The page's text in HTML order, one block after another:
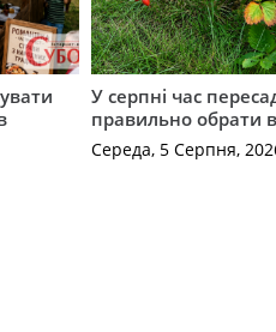
У серпні час
правильно обрати
Середа, 5 Серпня,